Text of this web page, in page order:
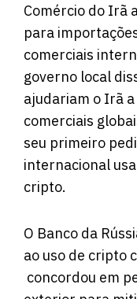
Comércio do Irã
para
comerciais
governo local
ajudariam o Irã
comerciais
seu primeiro
internacional
cripto.
O Banco da
ao uso de cripto
concordou em